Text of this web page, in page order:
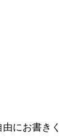
にお書きく